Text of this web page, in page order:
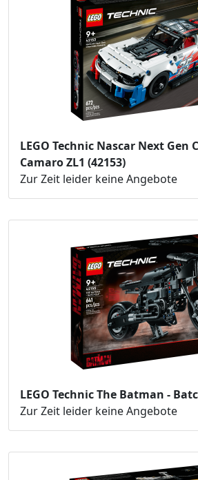
LEGO Technic Nascar Next Gen
Camaro ZL1 (42153)
Zur Zeit leider keine Angebote
LEGO Technic The Batman -
Zur Zeit leider keine Angebote